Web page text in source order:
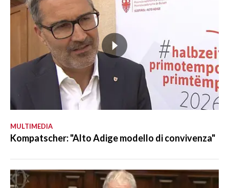
MULTIMEDIA
Kompatscher: "Alto Adige modello di convivenza"